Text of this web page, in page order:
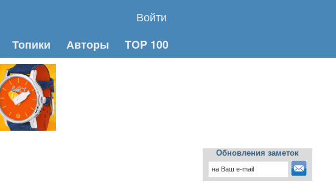
Войти
Топики Авторы TOP 100
Обновления заметок